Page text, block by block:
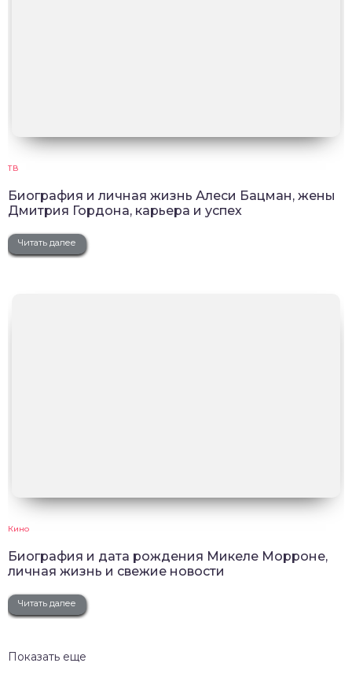
ТВ
Биография и личная жизнь Алеси Бацман, жены
Дмитрия Гордона, карьера и успех
Читать далее
Кино
Биография и дата рождения Микеле Морроне,
личная жизнь и свежие новости
Читать далее
Показать еще